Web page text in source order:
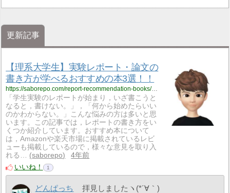
更新記事
【理系大学生】実験レポート・論文の
書き方が学べるおすすめの本3選！！
https://saborepo.com/report-recommendation-books/2482/
「学生実験のレポートが始まり，いざ書こうと
なると，書けない。」，「何から始めたらいい
のかわからない。」こんな悩みの方は多いと思
います。この記事では，レポートの書き方をい
くつか紹介しています。おすすめ本について
は，Amazonや楽天市場に掲載されているレビ
ューも掲載しているので，様々な意見を取り入
れる…
saborepo
4年前
いいね！
1
どんぱっち 拝見しましたヽ(*´∀｀)